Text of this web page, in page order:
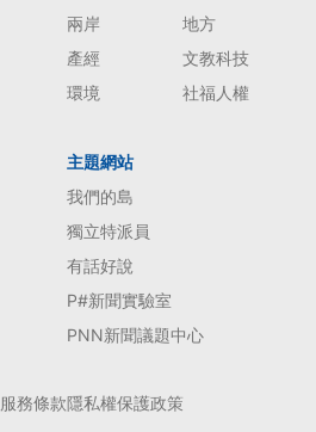
兩岸
地方
產經
文教科技
環境
社福人權
主題網站
我們的島
獨立特派員
有話好說
P#新聞實驗室
PNN新聞議題中心
服務條款隱私權保護政策